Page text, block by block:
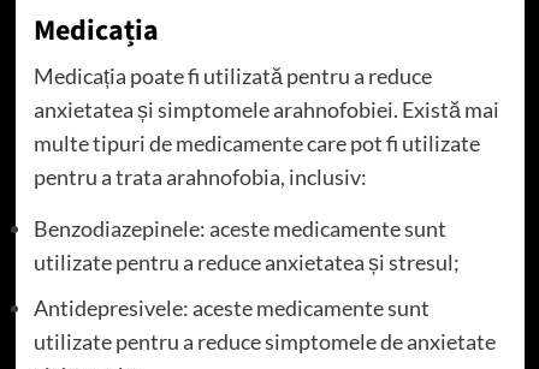
Medicația
Medicația poate fi utilizată pentru a reduce
anxietatea și simptomele arahnofobiei. Există mai
multe tipuri de medicamente care pot fi utilizate
pentru a trata arahnofobia, inclusiv:
Benzodiazepinele: aceste medicamente sunt
utilizate pentru a reduce anxietatea și stresul;
Antidepresivele: aceste medicamente sunt
utilizate pentru a reduce simptomele de anxietate